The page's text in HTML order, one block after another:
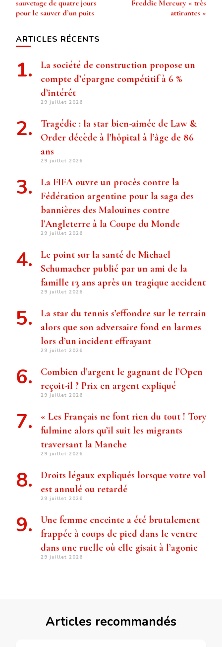
sauvetage de quatre jours
pour le sauver d’un puits
Freddie Mercury « très
attirantes »
ARTICLES RÉCENTS
La société de construction propose un
compte d’épargne compétitif à 6 %
d’intérêt
29 juillet 2026
Tragédie : la star bien-aimée de Law &
Order décède à l’hôpital à l’âge de 86
ans
29 juillet 2026
La FIFA ouvre un procès contre la
Fédération argentine pour la saga des
bannières des Malouines contre
l’Angleterre à la Coupe du Monde
29 juillet 2026
Le point sur la santé de Michael
Schumacher publié par un ami de la
famille 13 ans après un tragique accident
29 juillet 2026
La star du tennis s’effondre sur le terrain
alors que son adversaire fond en larmes
lors d’un incident effrayant
29 juillet 2026
Combien d’argent le gagnant de l’Open
reçoit-il ? Prix ​​en argent expliqué
29 juillet 2026
« Les Français ne font rien du tout ! Tory
fulmine alors qu’il suit les migrants
traversant la Manche
29 juillet 2026
Droits légaux expliqués lorsque votre vol
est annulé ou retardé
29 juillet 2026
Une femme enceinte a été brutalement
frappée à coups de pied dans le ventre
dans une ruelle où elle gisait à l’agonie
29 juillet 2026
Articles recommandés